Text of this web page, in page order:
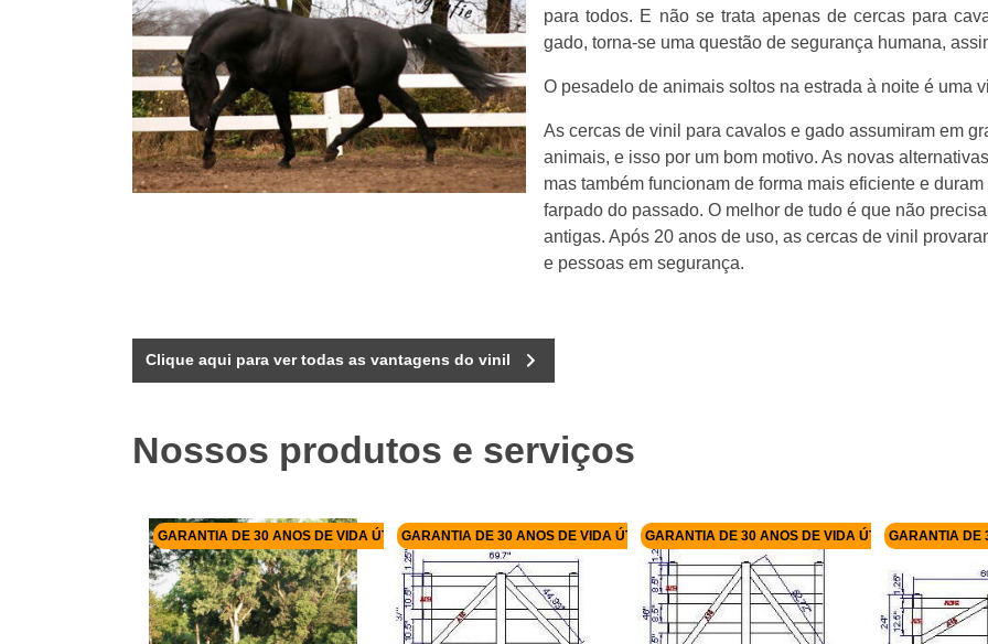
para todos. E não se trata apenas de cercas para
gado, torna-se uma questão de segurança humana,
O pesadelo de animais soltos na estrada à noite é uma
As cercas de vinil para cavalos e gado assumiram em
animais, e isso por um bom motivo. As novas
mas também funcionam de forma mais eficiente e
farpado do passado. O melhor de tudo é que não
antigas. Após 20 anos de uso, as cercas de vinil
e pessoas em segurança.
Clique aqui para ver todas as vantagens do vinil
Nossos produtos e serviços
GARANTIA DE 30 ANOS DE VIDA ÚTIL GARANTIA DE 30 ANOS DE VIDA ÚTIL GARANTIA DE 30 ANOS DE VIDA ÚTIL GARANTIA DE